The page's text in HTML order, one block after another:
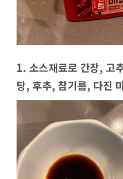
1. 소스재료로 간장, 고
탕, 후추, 참기름, 다진